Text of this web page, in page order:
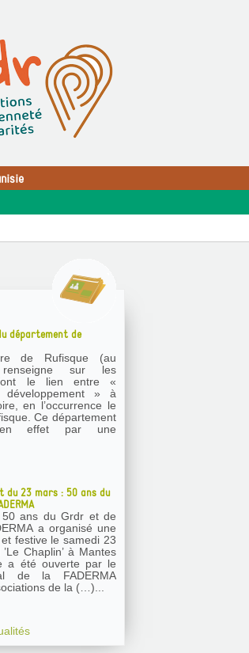
département de
de Rufisque (au
sur les
le lien entre «
» à
en l’occurrence le
effet par une
du 23 mars : 50 ans du
ans du Grdr et de
a organisé une
festive le samedi 23
Chaplin’ à Mantes
de la FADERMA
de la (…)...